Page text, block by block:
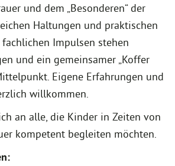
und dem „Besonderen“ der
Haltungen und praktischen
Impulsen stehen
und ein gemeinsamer „Koffer
Eigene Erfahrungen und
willkommen.
an alle, die Kinder in Zeiten von
kompetent begleiten möchten.